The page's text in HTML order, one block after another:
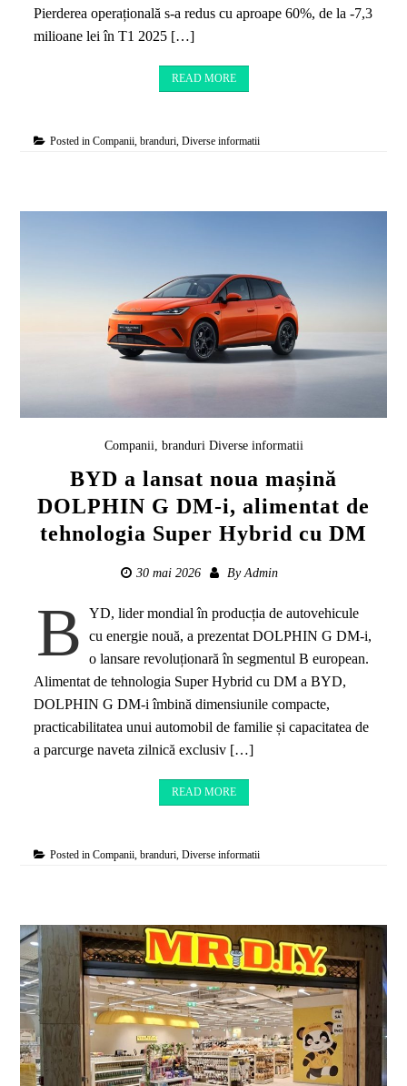
Pierderea operațională s-a redus cu aproape 60%, de la -7,3
milioane lei în T1 2025 […]
READ MORE
Posted inCompanii, branduri,Diverse informatii
Companii, branduri Diverse informatii
BYD a lansat noua mașină
DOLPHIN G DM-i, alimentat de
tehnologia Super Hybrid cu DM
30 mai 2026 ByAdmin
B
YD, lider mondial în producția de autovehicule
cu energie nouă, a prezentat DOLPHIN G DM-i,
o lansare revoluționară în segmentul B european.
Alimentat de tehnologia Super Hybrid cu DM a BYD,
DOLPHIN G DM-i îmbină dimensiunile compacte,
practicabilitatea unui automobil de familie și capacitatea de
a parcurge naveta zilnică exclusiv […]
READ MORE
Posted inCompanii, branduri,Diverse informatii